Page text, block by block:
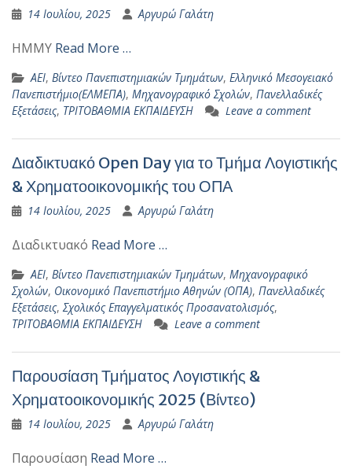
14 Ιουλίου, 2025 Αργυρώ Γαλάτη
ΗΜΜΥ Read More …
ΑΕΙ, Βίντεο Πανεπιστημιακών Τμημάτων, Ελληνικό Μεσογειακό
Πανεπιστήμιο(ΕΛΜΕΠΑ), Μηχανογραφικό Σχολών, Πανελλαδικές
Εξετάσεις, ΤΡΙΤΟΒΑΘΜΙΑ ΕΚΠΑΙΔΕΥΣΗ Leave a comment
Διαδικτυακό Open Day για το Τμήμα Λογιστικής
& Χρηματοοικονομικής του ΟΠΑ
14 Ιουλίου, 2025 Αργυρώ Γαλάτη
Διαδικτυακό Read More …
ΑΕΙ, Βίντεο Πανεπιστημιακών Τμημάτων, Μηχανογραφικό
Σχολών, Οικονομικό Πανεπιστήμιο Αθηνών (ΟΠΑ), Πανελλαδικές
Εξετάσεις,Σχολικός Επαγγελματικός Προσανατολισμός,
ΤΡΙΤΟΒΑΘΜΙΑ ΕΚΠΑΙΔΕΥΣΗ
Leave a comment
Παρουσίαση Τμήματος Λογιστικής &
Χρηματοοικονομικής 2025 (Βίντεο)
14 Ιουλίου, 2025 Αργυρώ Γαλάτη
Παρουσίαση Read More …